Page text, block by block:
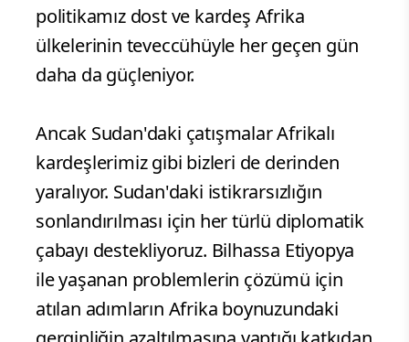
politikamız dost ve kardeş Afrika
ülkelerinin teveccühüyle her geçen gün
daha da güçleniyor.
Ancak Sudan'daki çatışmalar Afrikalı
kardeşlerimiz gibi bizleri de derinden
yaralıyor. Sudan'daki istikrarsızlığın
sonlandırılması için her türlü diplomatik
çabayı destekliyoruz. Bilhassa Etiyopya
ile yaşanan problemlerin çözümü için
atılan adımların Afrika boynuzundaki